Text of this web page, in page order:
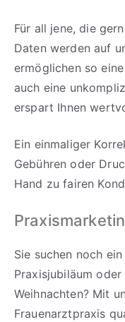
Für all jene, die
Daten werden auf
ermöglichen so
auch eine
erspart Ihnen
Ein einmaliger
Gebühren oder
Hand zu fairen
Sie suchen noch
Praxisjubiläum
Weihnachten? Mit
Frauenarztpraxis